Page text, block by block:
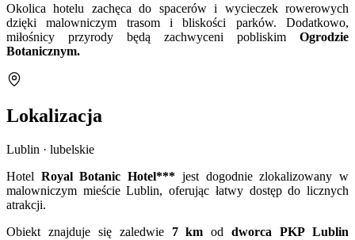
Okolica hotelu zachęca do spacerów i wycieczek rowerowych
dzięki malowniczym trasom i bliskości parków. Dodatkowo,
miłośnicy przyrody będą zachwyceni pobliskim Ogrodzie
Botanicznym.
Lokalizacja
Lublin · lubelskie
Hotel Royal Botanic Hotel*** jest dogodnie zlokalizowany w
malowniczym mieście Lublin, oferując łatwy dostęp do licznych
atrakcji.
Obiekt znajduje się zaledwie 7 km oddworca PKP Lublin